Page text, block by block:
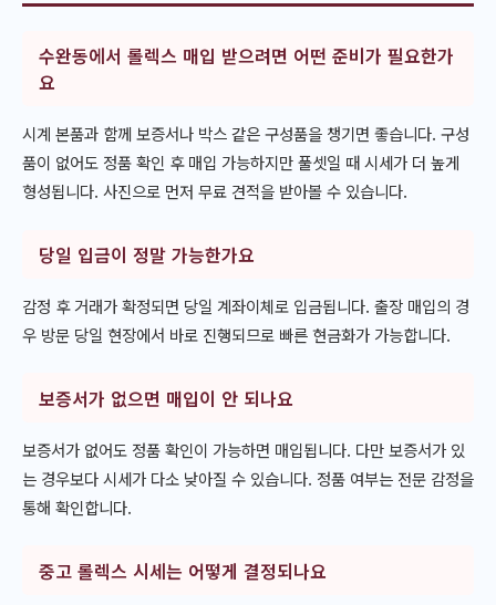
수완동에서 롤렉스 매입 받으려면 어떤 준비가 필요한가
요
시계 본품과 함께 보증서나 박스 같은 구성품을 챙기면 좋습니다. 구성
품이 없어도 정품 확인 후 매입 가능하지만 풀셋일 때 시세가 더 높게
형성됩니다. 사진으로 먼저 무료 견적을 받아볼 수 있습니다.
당일 입금이 정말 가능한가요
감정 후 거래가 확정되면 당일 계좌이체로 입금됩니다. 출장 매입의 경
우 방문 당일 현장에서 바로 진행되므로 빠른 현금화가 가능합니다.
보증서가 없으면 매입이 안 되나요
보증서가 없어도 정품 확인이 가능하면 매입됩니다. 다만 보증서가 있
는 경우보다 시세가 다소 낮아질 수 있습니다. 정품 여부는 전문 감정을
통해 확인합니다.
중고 롤렉스 시세는 어떻게 결정되나요